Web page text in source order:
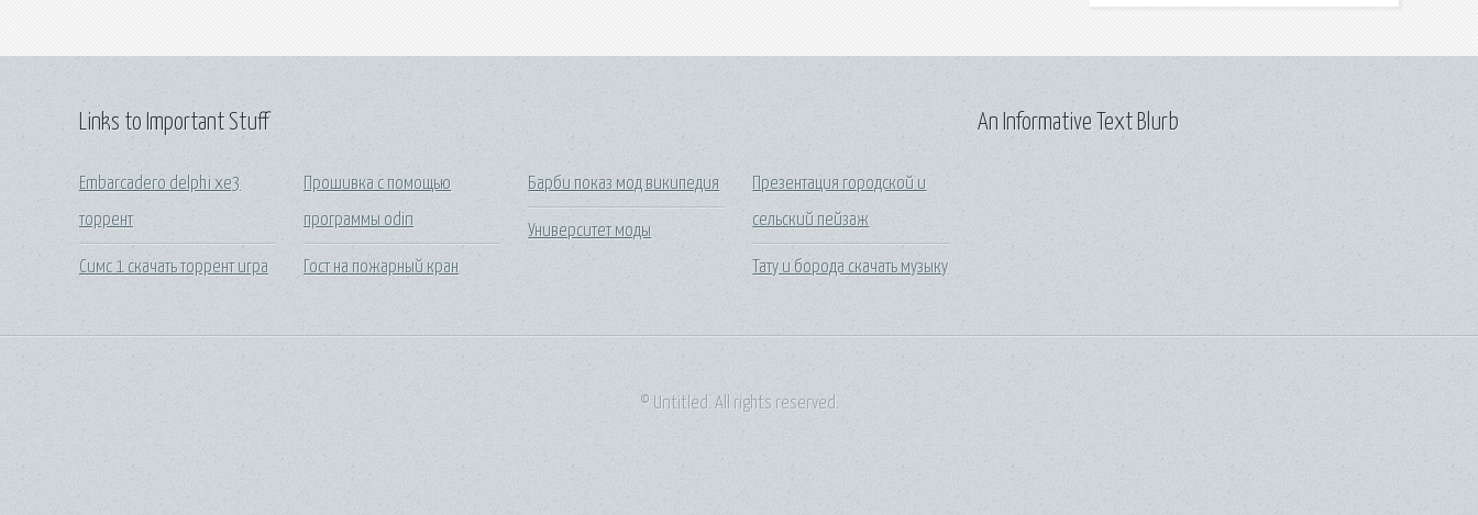
Links to Important Stuff
Embarcadero delphi xe3
торрент
Симс 1 скачать торрент игра
Прошивка с помощью
программы odin
Гост на пожарный кран
Барби показ мод википедия
Университет моды
Презентация городской и
сельский пейзаж
Тату и борода скачать музыку
An Informative Text Blurb
© Untitled. All rights reserved.